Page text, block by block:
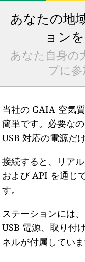
あなたの地
ョン
あなた自身の
プに
当社の GAIA 空気
簡単です。必要な
USB 対応の電源だけ
接続すると、リア
および API を通じ
す。
ステーションには
USB 電源、取り付
ネルが付属していま